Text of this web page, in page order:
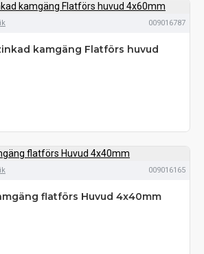
009016787
kamgäng Flatförs huvud
009016165
flatförs Huvud 4x40mm